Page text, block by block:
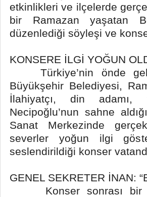
etkinlikleri ve ilçelerde
bir Ramazan yaşatan
düzenlediği söyleşi ve
KONSERE İLGİ YOĞUN
Türkiye’nin önde
Büyükşehir Belediyesi,
İlahiyatçı, din adamı,
Necipoğlu’nun sahne
Sanat Merkezinde
severler yoğun ilgi
seslendirildiği konser
GENEL SEKRETER İNAN:
Konser sonrası bir